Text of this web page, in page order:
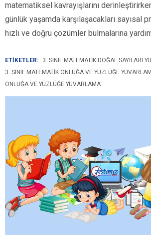
matematiksel kavrayışlarını
günlük yaşamda karşılaşacakları sayısal
hızlı ve doğru çözümler bulmalarına
ETİKETLER:
3. SINIF MATEMATIK DOĞAL SAYILARI
3. SINIF MATEMATIK ONLUĞA VE YÜZLÜĞE
ONLUĞA VE YÜZLÜĞE YUVARLAMA